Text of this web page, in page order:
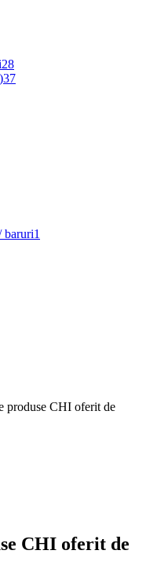
28
37
baruri1
produse CHI oferit de
CHI oferit de